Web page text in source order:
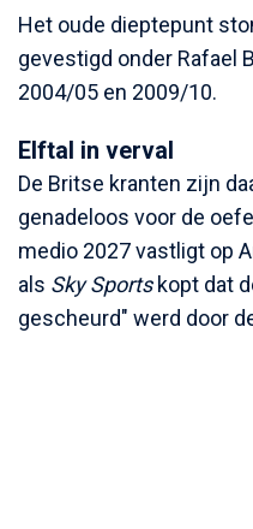
Het oude dieptepunt
gevestigd onder Rafael
2004/05 en 2009/10.
Elftal in verval
De Britse kranten zijn
genadeloos voor de
medio 2027 vastligt op
als Sky Sportskopt dat
gescheurd" werd door